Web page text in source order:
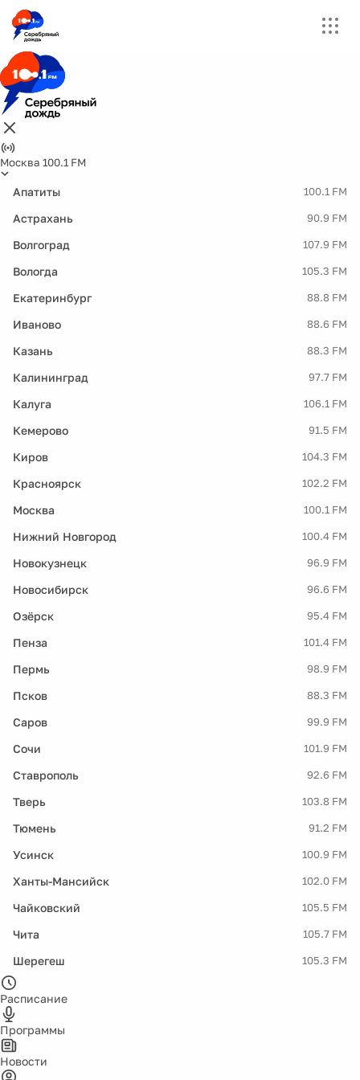
Москва 100.1 FM
Апатиты 100.1 FM
Астрахань 90.9 FM
Волгоград 107.9 FM
Вологда 105.3 FM
Екатеринбург 88.8 FM
Иваново 88.6 FM
Казань 88.3 FM
Калининград 97.7 FM
Калуга 106.1 FM
Кемерово 91.5 FM
Киров 104.3 FM
Красноярск 102.2 FM
Москва 100.1 FM
Нижний Новгород 100.4 FM
Новокузнецк 96.9 FM
Новосибирск 96.6 FM
Озёрск 95.4 FM
Пенза 101.4 FM
Пермь 98.9 FM
Псков 88.3 FM
Саров 99.9 FM
Сочи 101.9 FM
Ставрополь 92.6 FM
Тверь 103.8 FM
Тюмень 91.2 FM
Усинск 100.9 FM
Ханты-Мансийск 102.0 FM
Чайковский 105.5 FM
Чита 105.7 FM
Шерегеш 105.3 FM
Расписание
Программы
Новости